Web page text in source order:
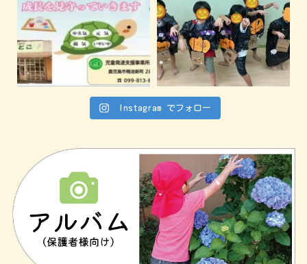
Instagram でフォロー